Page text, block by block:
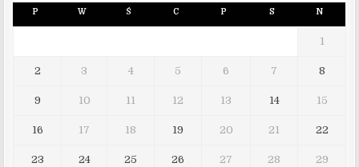
P W Ś C P S N
1
2 3 4 5 6 7 8
9 10 11 12 13 14 15
16 17 18 19 20 21 22
23 24 25 26 27 28 29